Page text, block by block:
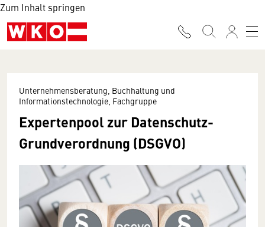
Zum Inhalt springen
Unternehmensberatung, Buchhaltung und
Informationstechnologie, Fachgruppe
Expertenpool zur Datenschutz-
Grundverordnung (DSGVO)